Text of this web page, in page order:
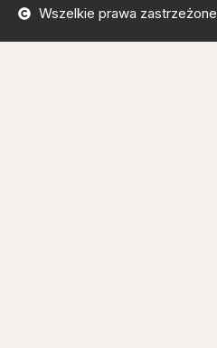
Wszelkie prawa zastrzeżone